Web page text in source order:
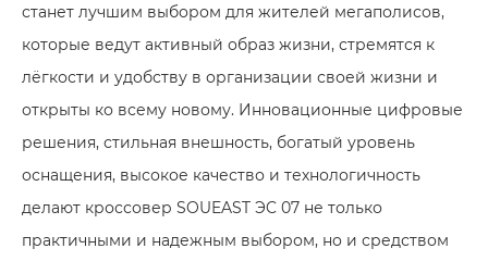
станет лучшим выбором для жителей мегаполисов,
которые ведут активный образ жизни, стремятся к
лёгкости и удобству в организации своей жизни и
открыты ко всему новому. Инновационные цифровые
решения, стильная внешность, богатый уровень
оснащения, высокое качество и технологичность
делают кроссовер SOUEAST ЭC 07 не только
практичными и надежным выбором, но и средством